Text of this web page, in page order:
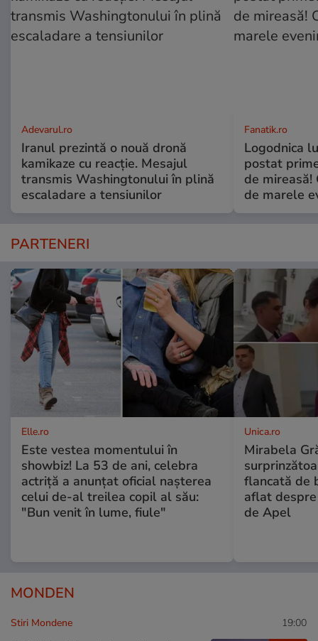
Adevarul.ro
Iranul prezintă o nouă dronă
kamikaze cu reacție. Mesajul
transmis Washingtonului în plină
escaladare a tensiunilor
Fanatik.ro
Logodnica
postat
de
de marele
PARTENERI
Elle.ro
Este vestea momentului în
showbiz! La 53 de ani, celebra
actriță a anunțat oficial nașterea
celui de-al treilea copil al său:
"Bun venit în lume, fiule"
Unica.ro
Mirabela
flancată de
aflat
de Apel
MONDEN
Stiri Mondene 19:00